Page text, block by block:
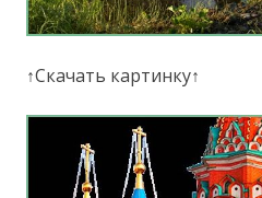
↑Скачать картинку↑